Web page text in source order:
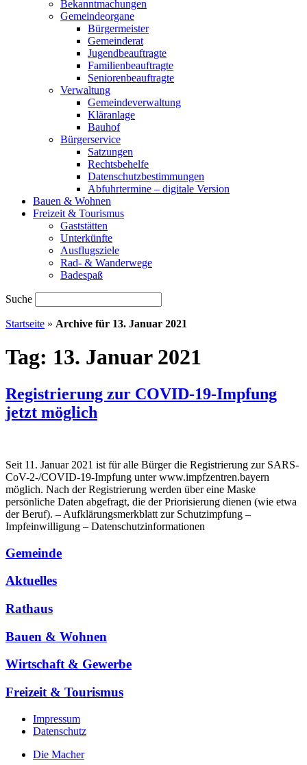
Bekanntmachungen
Gemeindeorgane
Bürgermeister
Gemeinderat
Jugendbeauftragte
Familienbeauftragte
Seniorenbeauftragte
Verwaltung
Gemeindeverwaltung
Kläranlage
Bauhof
Bürgerservice
Satzungen
Rechtsbehelfe
Datenschutzbestimmungen
Abfuhrtermine – digitale Version
Bauen & Wohnen
Freizeit & Tourismus
Gaststätten
Unterkünfte
Ausflugsziele
Rad- & Wanderwege
Badespaß
Suche
Startseite » Archive für 13. Januar 2021
Tag: 13. Januar 2021
Registrierung zur COVID-19-Impfung
jetzt möglich
Seit 11. Januar 2021 ist für alle Bürger die Registrierung zur SARS-
CoV-2-/COVID-19-Impfung unter www.impfzentren.bayern
möglich. Nach der Registrierung werden über eine Maske
persönliche Daten abgefragt, die der Priorisierung dienen (wie etwa
der Beruf). – Aufklärungsmerkblatt zur Schutzimpfung –
Impfeinwilligung – Datenschutzinformationen
Gemeinde
Aktuelles
Rathaus
Bauen & Wohnen
Wirtschaft & Gewerbe
Freizeit & Tourismus
Impressum
Datenschutz
Die Macher